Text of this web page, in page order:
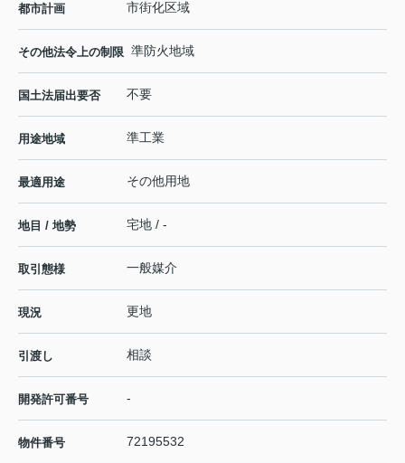
都市計画 市街化区域
その他法令上の制限 準防火地域
国土法届出要否 不要
用途地域 準工業
最適用途 その他用地
地目 / 地勢 宅地 / -
取引態様 一般媒介
現況 更地
引渡し 相談
開発許可番号 -
物件番号 72195532